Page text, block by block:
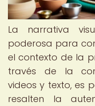
La narrativa
poderosa para
el contexto de la
través de la
videos y texto, es
resalten la